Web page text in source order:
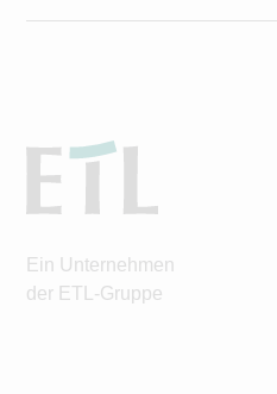
Ein Unternehmen
der ETL-Gruppe